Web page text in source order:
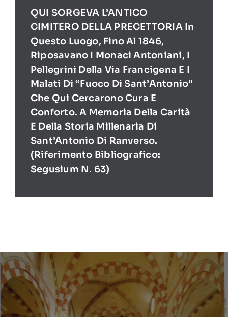
QUI SORGEVA L’ANTICO
CIMITERO DELLA PRECETTORIA In
Questo Luogo, Fino Al 1846,
Riposavano I Monaci Antoniani, I
Pellegrini Della Via Francigena E I
Malati Di “Fuoco Di Sant’Antonio”
Che Qui Cercarono Cura E
Conforto. A Memoria Della Carità
E Della Storia Millenaria Di
Sant’Antonio Di Ranverso.
(Riferimento Bibliografico:
Segusium N. 63)